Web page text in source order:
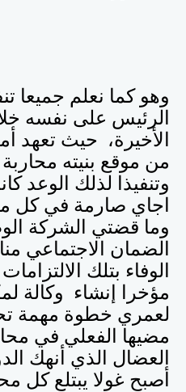
وهو كما نعلم جميعا
الرئيس على نفسه
الأخيرة، حيث تعهد
من موقع بنيته
وتنفيذا لذلك الوعد
اجاي صارمة في كل
وما قضتي الشركة
الضمان الاجتماعي
الوفاء بتلك
مؤخرا إنشاء وكالة
لعمري خطوة مهمة
مضيها الفعلي في
العضال الذي أنهك
أصبح غولا يبتلع كل